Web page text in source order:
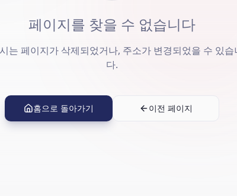
페이지를 찾을 수 없습니다
는 페이지가 삭제되었거나, 주소가 변경되었을 수 있습
다.
홈으로 돌아가기 이전 페이지